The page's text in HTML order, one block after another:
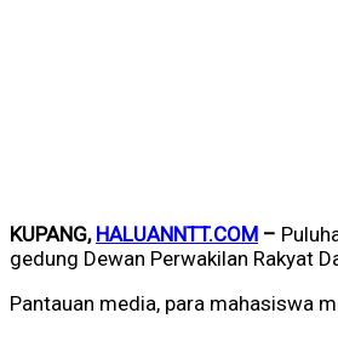
KUPANG, HALUANNTT.COM –
gedung Dewan Perwakilan Rakyat
Pantauan media, para mahasiswa